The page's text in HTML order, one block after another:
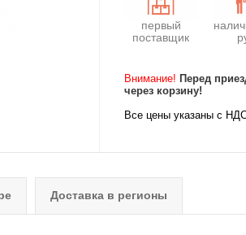
первый
поставщик
Внимание! Перед
через корзину!
Все цены указаны с
Доставка в регионы